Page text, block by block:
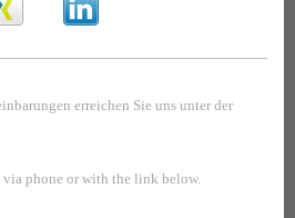
erreichen Sie uns unter der
phone or with the link below.